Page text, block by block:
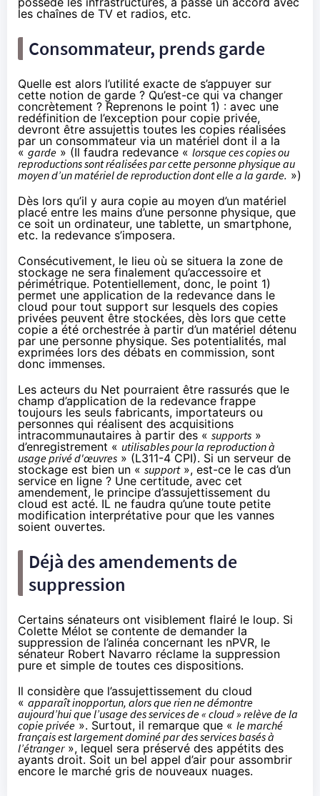
les chaînes de TV et radios, etc.
Consommateur, prends garde
Quelle est alors l’utilité exacte de s’appuyer sur
cette notion de garde ? Qu’est-ce qui va changer
concrètement ? Reprenons le point 1) : avec une
redéfinition de l’exception pour copie privée,
devront être assujettis toutes les copies réalisées
par un consommateur via un matériel dont il a la
« garde » (Il faudra redevance « lorsque ces copies ou
reproductions sont réalisées par cette personne physique au
moyen d’un matériel de reproduction dont elle a la garde. »)
Dès lors qu’il y aura copie au moyen d’un matériel
placé entre les mains d’une personne physique, que
ce soit un ordinateur, une tablette, un smartphone,
etc. la redevance s’imposera.
Consécutivement, le lieu où se situera la zone de
stockage ne sera finalement qu’accessoire et
périmétrique. Potentiellement, donc, le point 1)
permet une application de la redevance dans le
cloud pour tout support sur lesquels des copies
privées peuvent être stockées, dès lors que cette
copie a été orchestrée à partir d’un matériel détenu
par une personne physique. Ses potentialités, mal
exprimées lors des débats en commission, sont
donc immenses.
Les acteurs du Net pourraient être rassurés que le
champ d’application de la redevance frappe
toujours les seuls fabricants, importateurs ou
personnes qui réalisent des acquisitions
intracommunautaires à partir des « supports »
d’enregistrement « utilisables pour la reproduction à
usage privé d'œuvres » (L311-4 CPI). Si un serveur de
stockage est bien un « support», est-ce le cas d’un
service en ligne ? Une certitude, avec cet
amendement, le principe d’assujettissement du
cloud est acté. IL ne faudra qu’une toute petite
modification interprétative pour que les vannes
soient ouvertes.
Déjà des amendements de
suppression
Certains sénateurs ont visiblement flairé le loup. Si
Colette Mélot se contente de demander la
suppression de l’alinéa concernant les nPVR, le
sénateur Robert Navarro réclame la suppression
pure et simple de toutes ces dispositions.
Il considère que l’assujettissement du cloud
« apparaît inopportun, alors que rien ne démontre
aujourd’hui que l’usage des services de « cloud » relève de la
copie privée ». Surtout, il remarque que « le marché
français est largement dominé par des services basés à
l’étranger», lequel sera préservé des appétits des
ayants droit. Soit un bel appel d’air pour assombrir
encore le marché gris de nouveaux nuages.